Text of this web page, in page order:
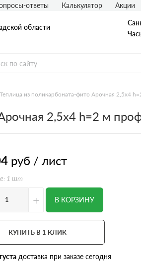
области
ответы Калькулятор Акции
Теплица из поликарбоната-фито Арочная 2,5х4
2,5х4 h=2 м
руб / лист
1 шт
+ В КОРЗИНУ
КУПИТЬ В 1 КЛИК
доставка при заказе сегодня